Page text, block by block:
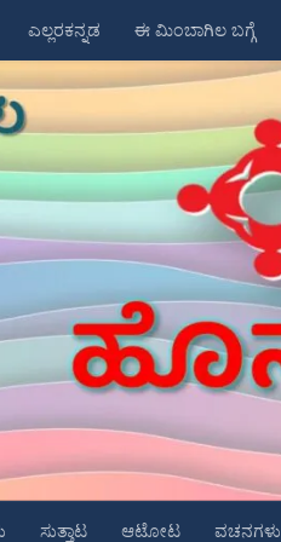
ಎಲ್ಲರಕನ್ನಡ ಈ ಮಿಂಬಾಗಿಲ ಬಗ್ಗೆ
ಸುತ್ತಾಟ ಆಟೋಟ ವಚನಗಳು